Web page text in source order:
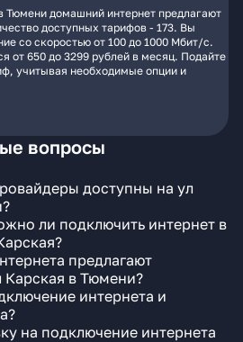
Тюмени домашний интернет предлагают
доступных тарифов - 173. Вы
со скоростью от 100 до 1000 Мбит/с.
от 650 до 3299 рублей в месяц. Подайте
учитывая необходимые опции и
вопросы
доступны на ул
ли подключить интернет в
предлагают
в Тюмени?
интернета и
на подключение интернета